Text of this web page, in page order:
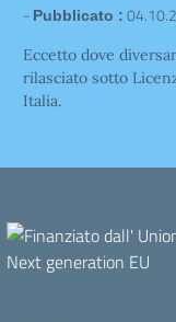
- Pubblicato :
Eccetto dove
rilasciato sotto
Italia.